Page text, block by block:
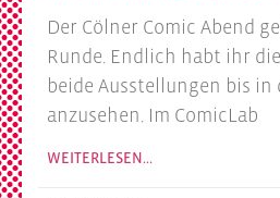
Der Cölner Comic Abend
Runde. Endlich habt ihr
beide Ausstellungen bis in
anzusehen. Im ComicLab
WEITERLESEN…